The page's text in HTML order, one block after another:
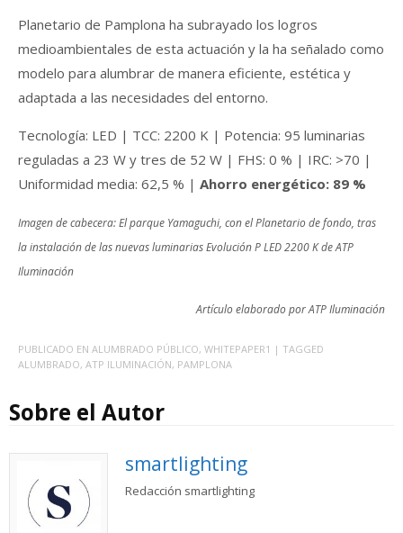
Planetario de Pamplona ha subrayado los logros
medioambientales de esta actuación y la ha señalado como
modelo para alumbrar de manera eficiente, estética y
adaptada a las necesidades del entorno.
Tecnología: LED | TCC: 2200 K | Potencia: 95 luminarias
reguladas a 23 W y tres de 52 W | FHS: 0 % | IRC: >70 |
Uniformidad media: 62,5 % | Ahorro energético: 89 %
Imagen de cabecera: El parque Yamaguchi, con el Planetario de fondo, tras
la instalación de las nuevas luminarias Evolución P LED 2200 K de ATP
Iluminación
Artículo elaborado por ATP Iluminación
PUBLICADO EN ALUMBRADO PÚBLICO, WHITEPAPER1 | TAGGED
ALUMBRADO, ATP ILUMINACIÓN, PAMPLONA
Sobre el Autor
smartlighting
Redacción smartlighting